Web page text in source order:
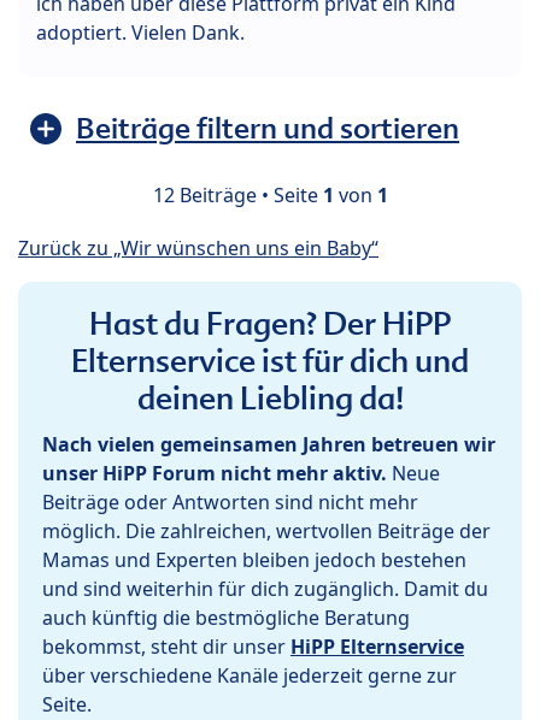
adoptiert. Vielen Dank.
Beiträge filtern und sortieren
12 Beiträge • Seite 1 von 1
Zurück zu „Wir wünschen uns ein Baby“
Hast du Fragen? Der HiPP
Elternservice ist für dich und
deinen Liebling da!
Nach vielen gemeinsamen Jahren betreuen wir
unser HiPP Forum nicht mehr aktiv. Neue
Beiträge oder Antworten sind nicht mehr
möglich. Die zahlreichen, wertvollen Beiträge der
Mamas und Experten bleiben jedoch bestehen
und sind weiterhin für dich zugänglich. Damit du
auch künftig die bestmögliche Beratung
bekommst, steht dir unser HiPP Elternservice
über verschiedene Kanäle jederzeit gerne zur
Seite.